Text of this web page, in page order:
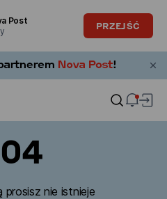
Post
PRZEJŚĆ
nie istnieje